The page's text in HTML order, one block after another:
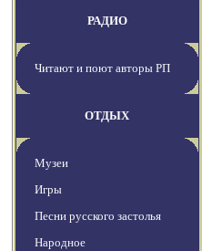
РАДИО
Читают и поют авторы РП
ОТДЫХ
Музеи
Игры
Песни русского застолья
Народное